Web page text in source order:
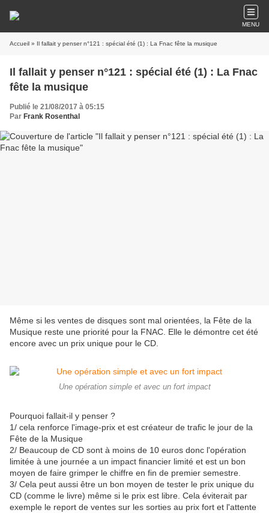
MENU
Accueil » Il fallait y penser n°121 : spécial été (1) : La Fnac fête la musique
Il fallait y penser n°121 : spécial été (1) : La Fnac
fête la musique
Publié le 21/08/2017 à 05:15
Par Frank Rosenthal
Même si les ventes de disques sont mal orientées, la Fête de la
Musique reste une priorité pour la FNAC. Elle le démontre cet été
encore avec un prix unique pour le CD.
Une opération simple et avec un fort impact
Pourquoi fallait-il y penser ?
1/ cela renforce l'image-prix et est créateur de trafic le jour de la
Fête de la Musique
2/ Beaucoup de CD sont à moins de 10 euros donc l'opération
limitée à une journée a un impact financier limité et est un bon
moyen de faire grimper le chiffre en fin de premier semestre.
3/ Cela peut aussi être un bon moyen de tester le prix unique du
CD (comme le livre) même si le prix est libre. Cela éviterait par
exemple le report de ventes sur les sorties au prix fort et l'attente